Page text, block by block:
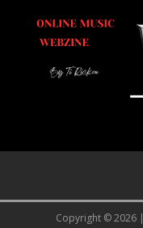
Copyright © 2026